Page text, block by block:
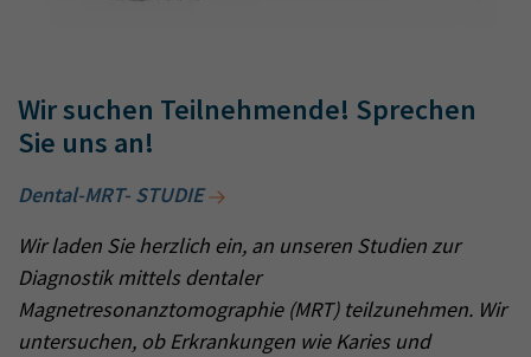
Wir suchen Teilnehmende! Sprechen
Sie uns an!
Dental-MRT- STUDIE
Wir laden Sie herzlich ein, an unseren Studien zur
Diagnostik mittels dentaler
Magnetresonanztomographie (MRT) teilzunehmen. Wir
untersuchen, ob Erkrankungen wie Karies und